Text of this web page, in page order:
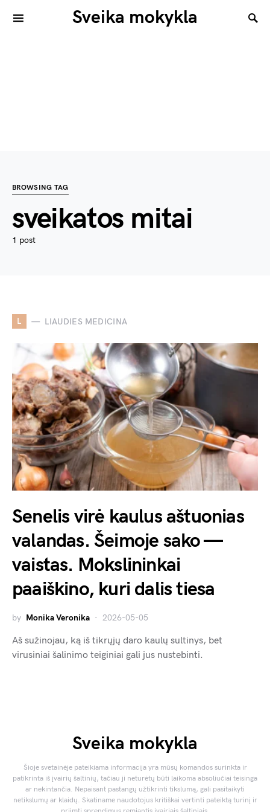
Sveika mokykla
BROWSING TAG
sveikatos mitai
1 post
L LIAUDIES MEDICINA
Senelis virė kaulus aštuonias
valandas. Šeimoje sako —
vaistas. Mokslininkai
paaiškino, kuri dalis tiesa
by Monika Veronika 2026-05-05
Aš sužinojau, ką iš tikrųjų daro kaulų sultinys, bet
virusiniai šalinimo teiginiai gali jus nustebinti.
Sveika mokykla
Šioje svetainėje pateikiama informacija yra mūsų komandos surinkta ir
patikrinta iš įvairių šaltinių, tačiau ji neturėtų būti laikoma absoliučiai teisinga
ar nekintančia. Nepaisant pastangų užtikrinti tikslumą, gali pasitaikyti
netikslumų ar klaidų. Skatiname naudotojus kritiškai vertinti pateiktą turinį ir